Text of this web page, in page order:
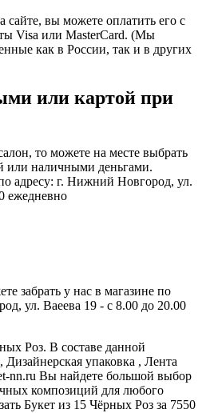
сайте, вы можете оплатить его с
Visa или MasterCard. (Мы
как в России, так и в других
или картой при
то можете на месте выбрать
или наличными деньгами.
адресу: г. Нижний Новгород, ул.
ежедневно
забрать у нас в магазине по
ул. Ваеева 19 - с 8.00 до 20.00
Роз. В составе данной
упаковка , Лента
nn.ru Вы найдете большой выбор
композиций для любого
Букет из 15 Чёрных Роз за 7550